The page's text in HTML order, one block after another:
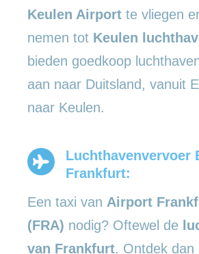
Keulen Airport te vliegen
nemen tot Keulen
bieden goedkoop
aan naar Duitsland, vanuit
naar Keulen.
Luchthavenvervoer
Frankfurt:
Een taxi van Airport
(FRA) nodig? Oftewel de
van Frankfurt. Ontdek dan